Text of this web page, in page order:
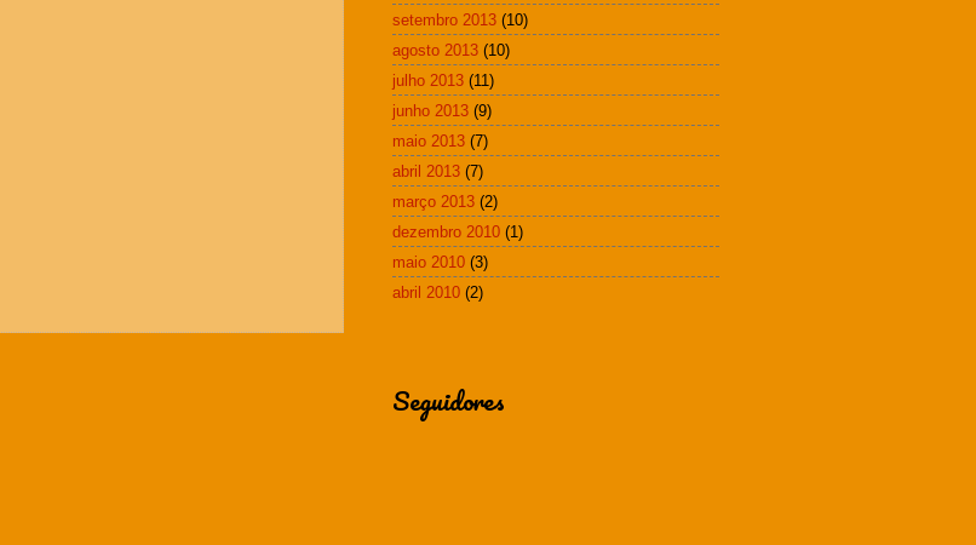
setembro 2013 (10)
agosto 2013 (10)
julho 2013 (11)
junho 2013 (9)
maio 2013 (7)
abril 2013 (7)
março 2013 (2)
dezembro 2010 (1)
maio 2010 (3)
abril 2010 (2)
Seguidores